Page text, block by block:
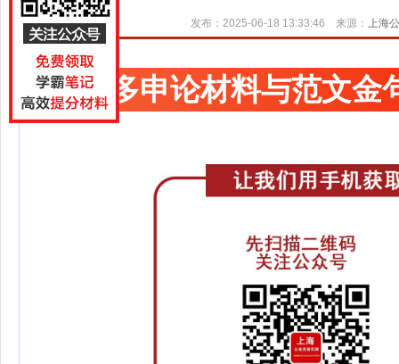
发布：2025-06-18 13:33:46 来源： 上海
更多申论材料与范文金